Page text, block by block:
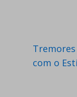
Tremores
com o